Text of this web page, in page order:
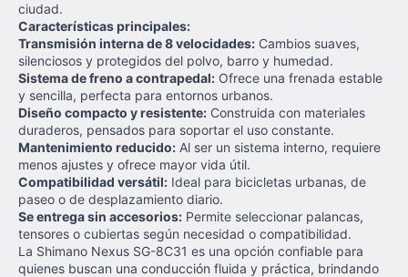
ciudad.
Características principales:
Transmisión interna de 8 velocidades: Cambios suaves,
silenciosos y protegidos del polvo, barro y humedad.
Sistema de freno a contrapedal: Ofrece una frenada estable
y sencilla, perfecta para entornos urbanos.
Diseño compacto y resistente: Construida con materiales
duraderos, pensados para soportar el uso constante.
Mantenimiento reducido: Al ser un sistema interno, requiere
menos ajustes y ofrece mayor vida útil.
Compatibilidad versátil: Ideal para bicicletas urbanas, de
paseo o de desplazamiento diario.
Se entrega sin accesorios: Permite seleccionar palancas,
tensores o cubiertas según necesidad o compatibilidad.
La Shimano Nexus SG-8C31 es una opción confiable para
quienes buscan una conducción fluida y práctica, brindando